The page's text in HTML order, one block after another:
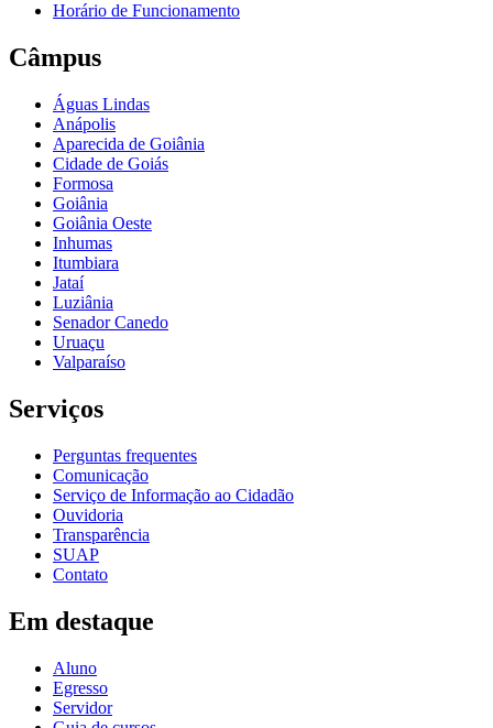
Horário de Funcionamento
Câmpus
Águas Lindas
Anápolis
Aparecida de Goiânia
Cidade de Goiás
Formosa
Goiânia
Goiânia Oeste
Inhumas
Itumbiara
Jataí
Luziânia
Senador Canedo
Uruaçu
Valparaíso
Serviços
Perguntas frequentes
Comunicação
Serviço de Informação ao Cidadão
Ouvidoria
Transparência
SUAP
Contato
Em destaque
Aluno
Egresso
Servidor